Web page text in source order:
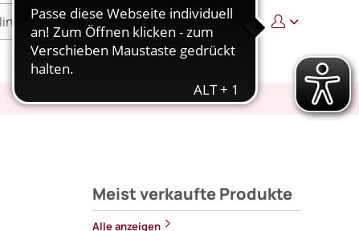
0 0,00 €
Meist verkaufte Produkte
Alle anzeigen